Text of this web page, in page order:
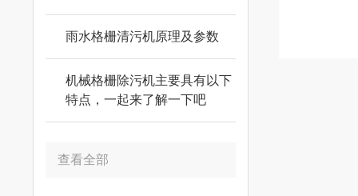
雨水格栅清污机原理及参数
机械格栅除污机主要具有以下
特点，一起来了解一下吧
查看全部